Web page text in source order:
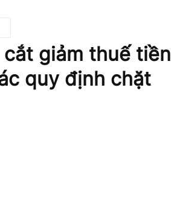
giảm thuế tiền
quy định chặt